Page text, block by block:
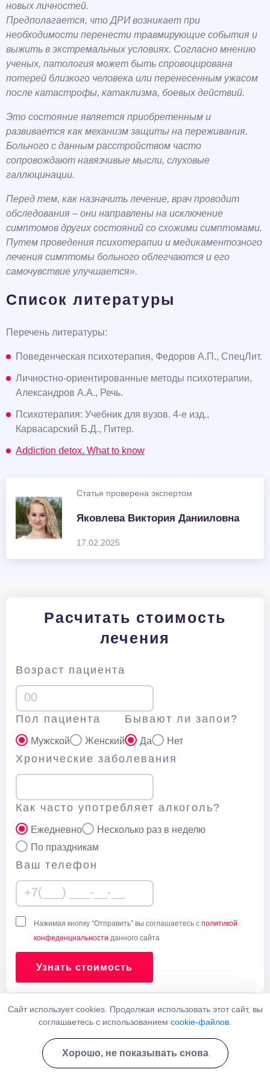
новых личностей.
Предполагается, что ДРИ возникает при
необходимости перенести травмирующие события и
выжить в экстремальных условиях. Согласно мнению
ученых, патология может быть спровоцирована
потерей близкого человека или перенесенным ужасом
после катастрофы, катаклизма, боевых действий.
Это состояние является приобретенным и
развивается как механизм защиты на переживания.
Больного с данным расстройством часто
сопровождают навязчивые мысли, слуховые
галлюцинации.
Перед тем, как назначить лечение, врач проводит
обследования – они направлены на исключение
симптомов других состояний со схожими симптомами.
Путем проведения психотерапии и медикаментозного
лечения симптомы больного облегчаются и его
самочувствие улучшается».
Список литературы
Перечень литературы:
Поведенческая психотерапия, Федоров А.П., СпецЛит.
Личностно-ориентированные методы психотерапии,
Александров А.А., Речь.
Психотерапия: Учебник для вузов. 4-е изд.,
Карвасарский Б.Д., Питер.
Addiction detox. What to know
Статья проверена экспертом
Яковлева Виктория Данииловна
17.02.2025
Расчитать стоимость
лечения
Возраст пациента
Пол пациента
Мужской Женский
Бывают ли запои?
Да Нет
Хронические заболевания
Как часто употребляет алкоголь?
Ежедневно
Несколько раз в неделю
По праздникам
Ваш телефон
Нажимая кнопку “Отправить” вы соглашаетесь с политикой
конфеденциальности данного сайта
Узнать стоимость
Наши врачи
Сайт использует cookies. Продолжая использовать этот сайт, вы
соглашаетесь с использованием cookie-файлов
Хорошо, не показывать снова